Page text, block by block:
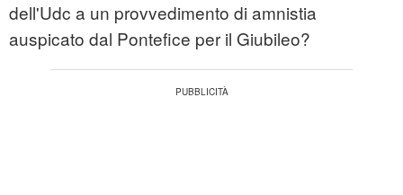
dell'Udc a un provvedimento di amnistia
auspicato dal Pontefice per il Giubileo?